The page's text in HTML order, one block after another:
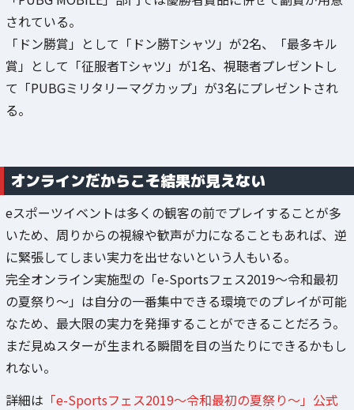
されている。
「ドン勝賞」として「ドン勝Tシャツ」が2名、「最多キル
賞」として「征服者Tシャツ」が1名、視聴者プレゼントし
て「PUBGミリタリーマグカップ」が3名にプレゼントされ
る。
オンラインだからこそ結果が見えない
eスポーツイベントは多くの観客の前でプレイすることが多
いため、周りからの視線や歓声が力になることもあれば、逆
に緊張してしまい実力を出せないという人もいる。
完全オンライン実施型の「e-Sportsフェス2019～令和最初
の夏祭り～」は自分の一番集中できる環境でのプレイが可能
なため、最大限の実力を発揮することができることだろう。
まだ見ぬスターが生まれる瞬間を目の当たりにできるかもし
れない。
詳細は 「e-Sportsフェス2019～令和最初の夏祭り～」公式